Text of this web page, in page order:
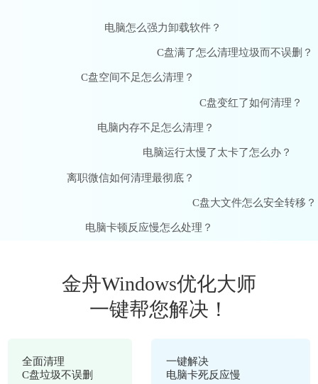
电脑怎么强力卸载软件？
C盘满了怎么清理垃圾而不误删？
C盘空间不足怎么清理？
C盘变红了如何清理？
电脑内存不足怎么清理？
电脑运行太慢了太卡了怎么办？
离职微信如何清理最彻底？
C盘大文件怎么安全转移？
电脑卡顿反应慢怎么处理？
金舟Windows优化大师
一键帮您解决！
全面清理
C盘垃圾不误删
一键解决
电脑卡死反应慢